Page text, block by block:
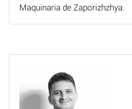
Maquinaria de Zaporizhzhya.